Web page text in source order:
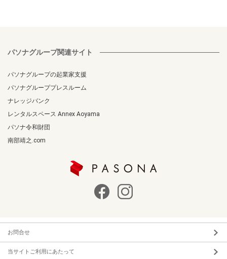
パソナグループ関連サイト
パソナグループの起業家支援
パソナグループプレスルーム
ナレッジバンク
レンタルスペース Annex Aoyama
パソナ令和財団
南部靖之.com
お問合せ
当サイトご利用にあたって